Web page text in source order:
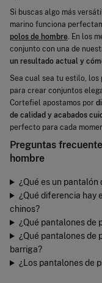
Si buscas algo más
marino funciona
polos de hombre. En los
conjunto con una de
un resultado actual y
Sea cual sea tu estilo, los
para crear conjuntos
Cortefiel apostamos por
de calidad y acabados
perfecto para cada
Preguntas
hombre
¿Qué es un pantalón
¿Qué diferencia hay
chinos?
¿Qué pantalones de
¿Qué pantalones de
barriga?
¿Los pantalones de